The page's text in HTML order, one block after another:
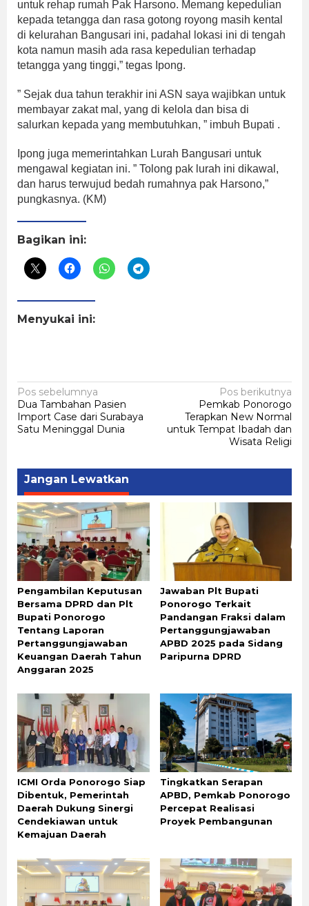
untuk rehap rumah Pak Harsono. Memang kepedulian
kepada tetangga dan rasa gotong royong masih kental
di kelurahan Bangusari ini, padahal lokasi ini di tengah
kota namun masih ada rasa kepedulian terhadap
tetangga yang tinggi,” tegas Ipong.
” Sejak dua tahun terakhir ini ASN saya wajibkan untuk
membayar zakat mal, yang di kelola dan bisa di
salurkan kepada yang membutuhkan, ” imbuh Bupati .
Ipong juga memerintahkan Lurah Bangusari untuk
mengawal kegiatan ini. ” Tolong pak lurah ini dikawal,
dan harus terwujud bedah rumahnya pak Harsono,”
pungkasnya. (KM)
Bagikan ini:
Menyukai ini:
Navigasi
pos
Pos sebelumnya
Dua Tambahan Pasien
Import Case dari Surabaya
Satu Meninggal Dunia
Pos berikutnya
Pemkab Ponorogo
Terapkan New Normal
untuk Tempat Ibadah dan
Wisata Religi
Jangan Lewatkan
Pengambilan Keputusan
Bersama DPRD dan Plt
Bupati Ponorogo
Tentang Laporan
Pertanggungjawaban
Keuangan Daerah Tahun
Anggaran 2025
Jawaban Plt Bupati
Ponorogo Terkait
Pandangan Fraksi dalam
Pertanggungjawaban
APBD 2025 pada Sidang
Paripurna DPRD
ICMI Orda Ponorogo Siap
Dibentuk, Pemerintah
Daerah Dukung Sinergi
Cendekiawan untuk
Kemajuan Daerah
Tingkatkan Serapan
APBD, Pemkab Ponorogo
Percepat Realisasi
Proyek Pembangunan